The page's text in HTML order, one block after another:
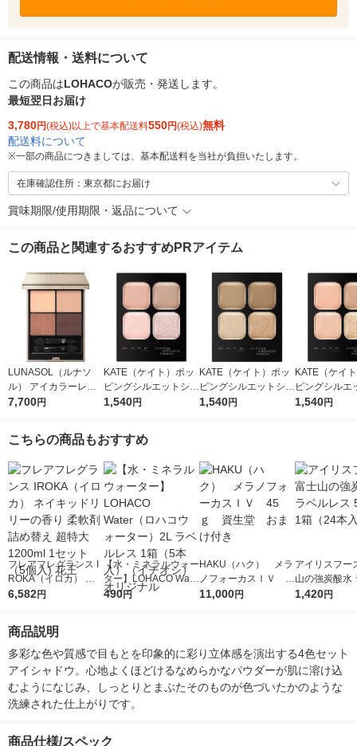
配送情報・送料について
この商品はLOHACOが販売・発送します。
最短翌日お届け
3,780円(税込)以上で基本配送料550円(税込)無料
配送料について
※一部の商品につきましては、基本配送料を当社が負担いたします。
在庫確認住所：東京都にお届け
賞味期限/使用期限・返品について
この商品と関連するおすすめPRアイテム
LUNASOL（ルナソ
ル） アイカラーレー
ションＮ 17
7,700円
KATE（ケイト）ポッ
ピングシルエットシャ
ドウ PK-1 ラズベリー
1,540円
KATE（ケイト）ポッ
ピングシルエットシャ
ドウ BE-1 シナモンポ
1,540円
KATE（ケイ
ピングシルエ
ドウ OR-2 コ
1,540円
こちらの商品もおすすめ
フレアフレグランス I
ROKA（イロカ） ネ
イキッドリリーの香り
（5個入) 花王
6,582円
【水・ミネラルウォー
ター】LOHACO Wate
r（ロハコウォータ
490円
HAKU（ハク） メラ
ノフォーカスＩＶ 4
5ｇ 資生堂 おまけ
11,000円
アイリスフー
山の強炭酸水
レス 500ml 1
1,420円
商品説明
多彩な色や質感で目もとを印象的に彩り立体感を演出する4色セット
アイシャドウ。心地よくほどけるなめらかなパウダーが肌に溶け込
むようになじみ、しっとりとまぶたそのものが色づいたかのような
洗練された仕上がりです。
商品仕様/スペック